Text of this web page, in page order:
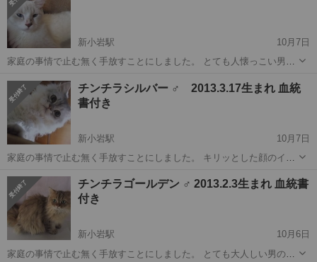
ロゴロいいなが...
新小岩駅
10月7日
家庭の事情で止む無く手放すことにしました。 とても人懐っこい男の
らしい声で鳴きます。 我が家のどの子とも仲良しなのですが、特に一
匹の女の子...
東京 新小岩駅
チンチラシルバー ♂ 2013.3.17生まれ 血統
書付き
新小岩駅
10月7日
家庭の事情で止む無く手放すことにしました。 キリッとした顔のイケ
端に２日間押入れに隠れていました。 最近やっと慣れてきました
（笑） 首...
東京 新小岩駅
チンチラゴールデン ♂ 2013.2.3生まれ 血統書
付き
新小岩駅
10月6日
家庭の事情で止む無く手放すことにしました。 とても大人しい男の子